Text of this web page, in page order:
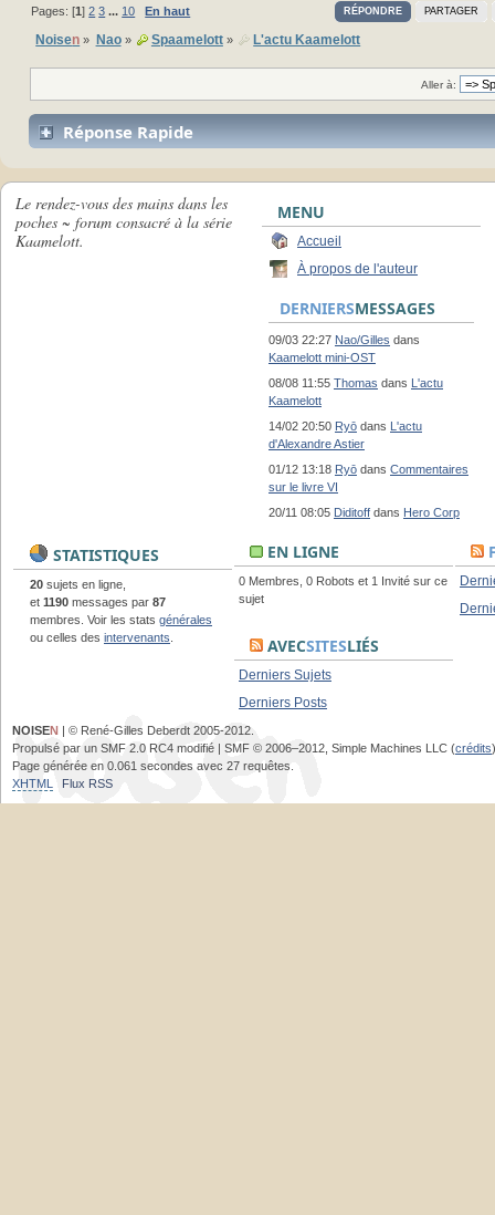
RÉPONDRE PARTAGER
Pages: [1]2 3 ... 10 En haut
Noisen » Nao» Spaamelott» L'actu Kaamelott
Aller à:
Réponse Rapide
Le rendez-vous des mains dans les
poches ~ forum consacré à la série
Kaamelott.
MENU
Accueil
À propos de l'auteur
DERNIERSMESSAGES
09/03 22:27 Nao/Gilles dans
Kaamelott mini-OST
08/08 11:55 Thomas dans L'actu
Kaamelott
14/02 20:50 Ryō dans L'actu
d'Alexandre Astier
01/12 13:18 Ryō dans Commentaires
sur le livre VI
20/11 08:05 Diditoff dans Hero Corp
STATISTIQUES
20 sujets en ligne,
et 1190 messages par 87
membres. Voir les stats générales
ou celles des intervenants
EN LIGNE
0 Membres, 0 Robots et 1 Invité sur ce
sujet
AVECSITESLIÉS
Derniers Sujets
Derniers Posts
NOISEN | © René-Gilles Deberdt 2005-2012.
Propulsé par un SMF 2.0 RC4 modifié | SMF © 2006–2012, Simple Machines LLC (crédits)
Page générée en 0.061 secondes avec 27 requêtes.
XHTML
Flux RSS